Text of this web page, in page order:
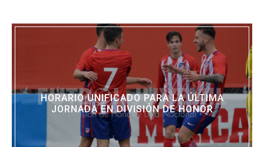
HORARIO UNIFICADO PARA LA ÚLTIMA
JORNADA EN DIVISIÓN DE HONOR